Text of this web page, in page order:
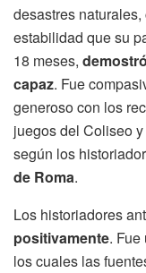
desastres
estabilidad que su
18 meses,
capaz. Fue
generoso con los
juegos del Coliseo
según los
de Roma.
Los historiadores
positivamente.
los cuales las